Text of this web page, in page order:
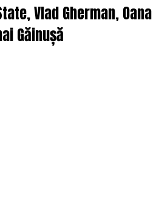
Vlad Gherman, Oana
Găinușă